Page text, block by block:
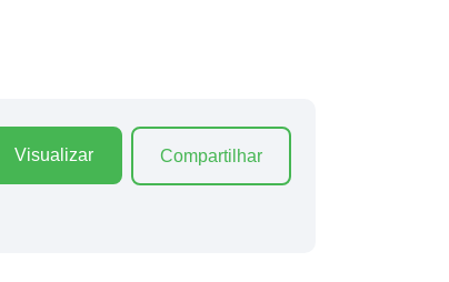
Visualizar Compartilhar